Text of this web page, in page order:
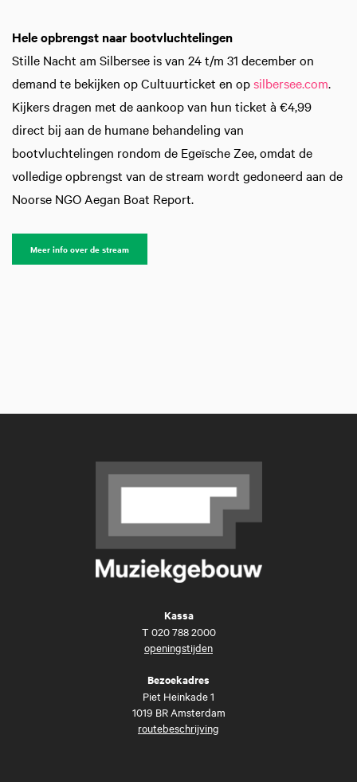
Hele opbrengst naar bootvluchtelingen
Stille Nacht am Silbersee is van 24 t/m 31 december on
demand te bekijken op Cultuurticket en opsilbersee.com.
Kijkers dragen met de aankoop van hun ticket à €4,99
direct bij aan de humane behandeling van
bootvluchtelingen rondom de Egeïsche Zee, omdat de
volledige opbrengst van de stream wordt gedoneerd aan de
Noorse NGO Aegan Boat Report.
Meer info over de stream
Kassa
T 020 788 2000
openingstijden
Bezoekadres
Piet Heinkade 1
1019 BR Amsterdam
routebeschrijving